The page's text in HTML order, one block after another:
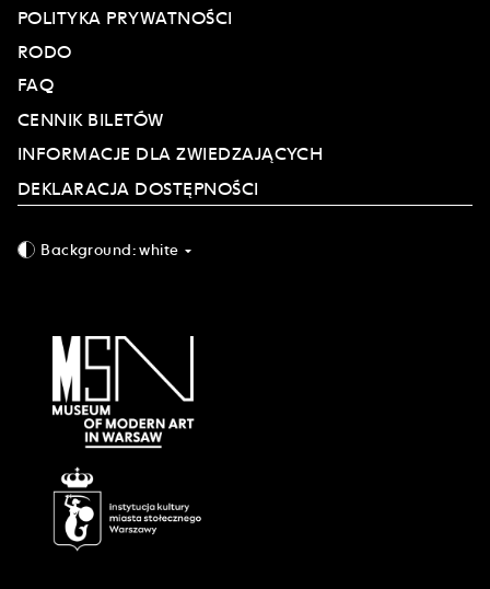
POLITYKA PRYWATNOŚCI
RODO
FAQ
CENNIK BILETÓW
INFORMACJE DLA ZWIEDZAJĄCYCH
DEKLARACJA DOSTĘPNOŚCI
Background:white arrow_drop_down